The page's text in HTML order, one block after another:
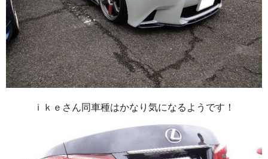
ｉｋｅさん同車種はかなり気になるようです！